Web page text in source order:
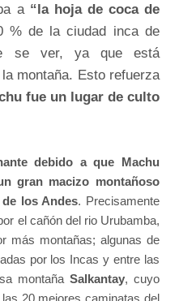
a “la hoja de coca de
% de la ciudad inca de
se ver, ya que está
montaña. Esto refuerza
fue un lugar de culto
debido a que Machu
gran macizo montañoso
los Andes. Precisamente
el cañón del rio Urubamba,
más montañas; algunas de
por los Incas y entre las
montaña Salkantay, cuyo